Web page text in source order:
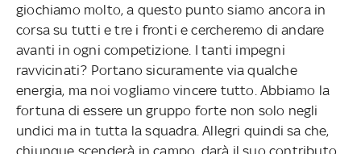
giochiamo molto, a questo punto siamo ancora in
corsa su tutti e tre i fronti e cercheremo di andare
avanti in ogni competizione. I tanti impegni
ravvicinati? Portano sicuramente via qualche
energia, ma noi vogliamo vincere tutto. Abbiamo la
fortuna di essere un gruppo forte non solo negli
undici ma in tutta la squadra. Allegri quindi sa che,
chiunque scenderà in campo, darà il suo contributo